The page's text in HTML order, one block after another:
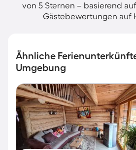
von 5 Sternen – basierend
Gästebewertungen auf
Ähnliche
Umgebung